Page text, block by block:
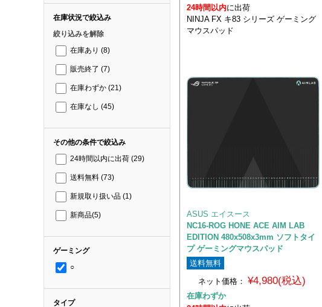
在庫状況で絞込み
絞り込みを解除
在庫あり (8)
販売終了 (7)
在庫わずか (21)
在庫なし (45)
その他の条件で絞込み
24時間以内に出荷 (29)
送料無料 (73)
新規取り扱い品 (1)
新商品(5)
ゲーミング
○
タイプ
24時間以内に出荷
NINJA FX キ83 シリーズ ゲーミング
マウスパッド
ASUS エイスース
NC16-ROG HONE ACE AIM LAB
EDITION 480x508x3mm ソフトタイ
プ ゲーミングマウスパッド
送料無料
ネット価格： ¥4,980(税込)
在庫わずか